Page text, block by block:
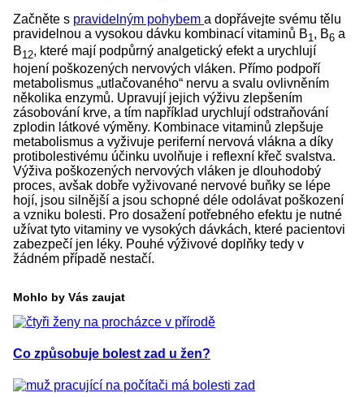
Začněte s pravidelným pohybem a dopřávejte svému tělu
pravidelnou a vysokou dávku kombinací vitaminů B1, B6 a
B12, které mají podpůrný analgetický efekt a urychlují
hojení poškozených nervových vláken. Přímo podpoří
metabolismus „utlačovaného“ nervu a svalu ovlivněním
několika enzymů. Upravují jejich výživu zlepšením
zásobování krve, a tím například urychlují odstraňování
zplodin látkové výměny. Kombinace vitaminů zlepšuje
metabolismus a vyživuje periferní nervová vlákna a díky
protibolestivému účinku uvolňuje i reflexní křeč svalstva.
Výživa poškozených nervových vláken je dlouhodobý
proces, avšak dobře vyživované nervové buňky se lépe
hojí, jsou silnější a jsou schopné déle odolávat poškození
a vzniku bolesti. Pro dosažení potřebného efektu je nutné
užívat tyto vitaminy ve vysokých dávkách, které pacientovi
zabezpečí jen léky. Pouhé výživové doplňky tedy v
žádném případě nestačí.
Mohlo by Vás zaujat
Co způsobuje bolest zad u žen?